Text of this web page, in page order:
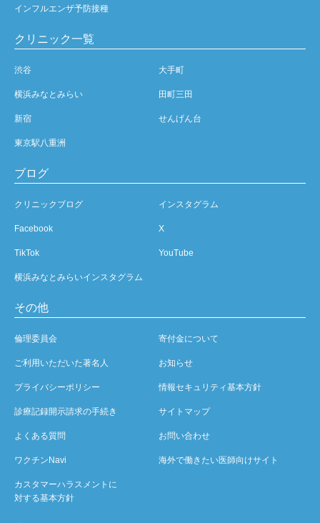
インフルエンザ予防接種
クリニック一覧
渋谷 大手町
横浜みなとみらい 田町三田
新宿 せんげん台
東京駅八重洲
ブログ
クリニックブログ インスタグラム
Facebook X
TikTok YouTube
横浜みなとみらいインスタグラム
その他
倫理委員会 寄付金について
ご利用いただいた著名人 お知らせ
プライバシーポリシー 情報セキュリティ基本方針
診療記録開示請求の手続き サイトマップ
よくある質問 お問い合わせ
ワクチンNavi 海外で働きたい医師向けサイト
カスタマーハラスメントに
対する基本方針